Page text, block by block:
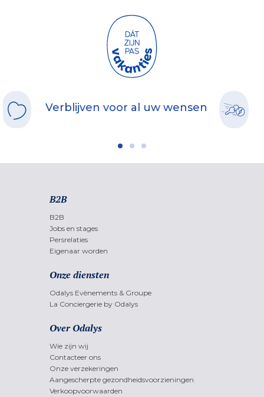
Verblijven voor al uw wensen
B2B
B2B
Jobs en stages
Persrelaties
Eigenaar worden
Onze diensten
Odalys Evènements & Groupe
La Conciergerie by Odalys
Over Odalys
Wie zijn wij
Contacteer ons
Onze verzekeringen
Aangescherpte gezondheidsvoorzieningen
Verkoopvoorwaarden